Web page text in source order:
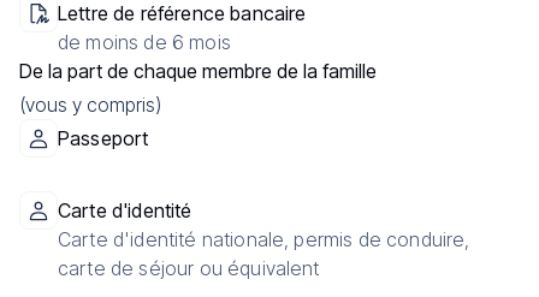
Lettre de référence bancaire
de moins de 6 mois
De la part de chaque membre de la famille
(vous y compris)
Passeport
Carte d'identité
Carte d'identité nationale, permis de conduire,
carte de séjour ou équivalent